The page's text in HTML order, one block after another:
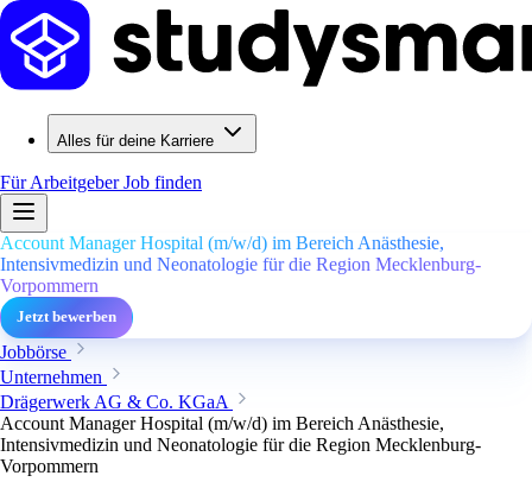
Alles für deine Karriere
Für ArbeitgeberJob finden
Account Manager Hospital (m/w/d) im Bereich Anästhesie,
Intensivmedizin und Neonatologie für die Region Mecklenburg-
Vorpommern
Jetzt bewerben
Jobbörse
Unternehmen
Drägerwerk AG & Co. KGaA
Account Manager Hospital (m/w/d) im Bereich Anästhesie,
Intensivmedizin und Neonatologie für die Region Mecklenburg-
Vorpommern